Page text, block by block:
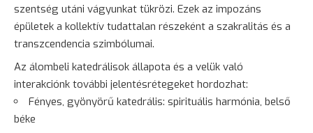
szentség utáni vágyunkat tükrözi. Ezek az impozáns
épületek a kollektív tudattalan részeként a szakralitás és a
transzcendencia szimbólumai.
Az álombeli katedrálisok állapota és a velük való
interakciónk további jelentésrétegeket hordozhat:
Fényes, gyönyörű katedrális: spirituális harmónia, belső
béke